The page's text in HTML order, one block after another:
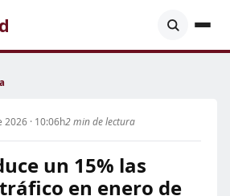
2026 · 10:06h2 min de lectura
un 15% las
en enero de